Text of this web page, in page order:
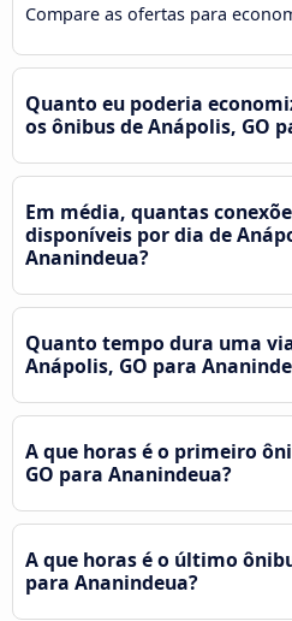
Compare as ofertas para
Quanto eu poderia
os ônibus de Anápolis, GO
Em média, quantas
disponíveis por dia de
Ananindeua?
Quanto tempo dura uma
Anápolis, GO para
A que horas é o primeiro
GO para Ananindeua?
A que horas é o último
para Ananindeua?